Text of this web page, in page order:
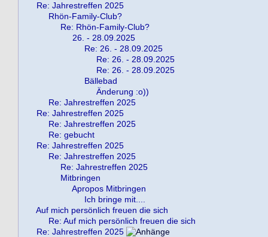
Re: Jahrestreffen 2025
Rhön-Family-Club?
Re: Rhön-Family-Club?
26. - 28.09.2025
Re: 26. - 28.09.2025
Re: 26. - 28.09.2025
Re: 26. - 28.09.2025
Bällebad
Änderung :o))
Re: Jahrestreffen 2025
Re: Jahrestreffen 2025
Re: Jahrestreffen 2025
Re: gebucht
Re: Jahrestreffen 2025
Re: Jahrestreffen 2025
Re: Jahrestreffen 2025
Mitbringen
Apropos Mitbringen
Ich bringe mit....
Auf mich persönlich freuen die sich
Re: Auf mich persönlich freuen die sich
Re: Jahrestreffen 2025